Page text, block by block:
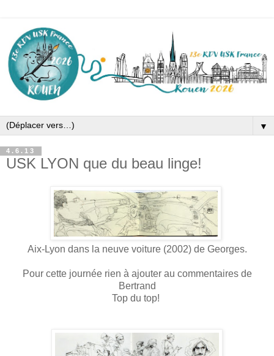
▼
4.6.13
USK LYON que du beau linge!
Aix-Lyon dans la neuve voiture (2002) de Georges.
Pour cette journée rien à ajouter au commentaires de
Bertrand
Top du top!